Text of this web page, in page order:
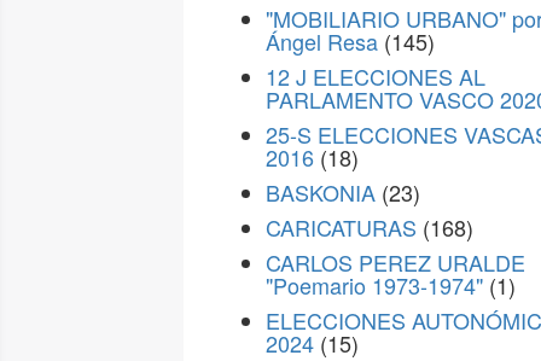
"MOBILIARIO URBANO"
Ángel Resa (145)
12 J ELECCIONES AL
PARLAMENTO VASCO
25-S ELECCIONES
2016 (18)
BASKONIA (23)
CARICATURAS (168)
CARLOS PEREZ URALDE
"Poemario 1973-1974" (1)
ELECCIONES
2024 (15)